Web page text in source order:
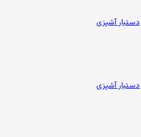
دستیار آشپزی
دستیار آشپزی